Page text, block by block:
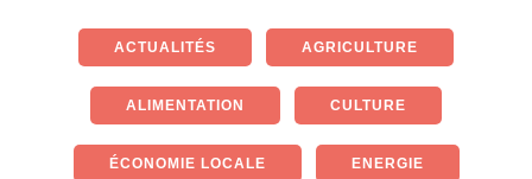
ACTUALITÉS AGRICULTURE
ALIMENTATION CULTURE
ÉCONOMIE LOCALE ENERGIE